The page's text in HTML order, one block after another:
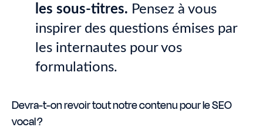
les sous-titres. Pensez à vous
inspirer des questions émises par
les internautes pour vos
formulations.
Devra-t-on revoir tout notre contenu pour le SEO
vocal ?